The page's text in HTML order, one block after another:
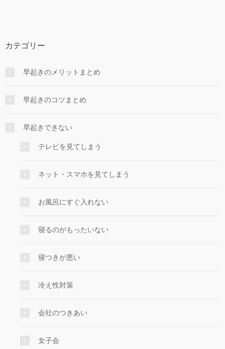
カテゴリー
早起きのメリットまとめ
早起きのコツまとめ
早起きできない
テレビを見てしまう
ネット・スマホを見てしまう
お風呂にすぐ入れない
寝るのがもったいない
寝つきが悪い
冷え性対策
会社のつきあい
女子会